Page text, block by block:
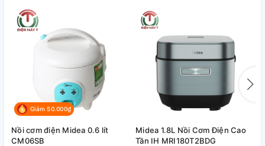
Giảm 50.000₫
Nồi cơm điện Midea 0.6 lít
CM06SB
Midea 1.8L Nồi Cơm Điện Cao
Tần IH MRI180T2BDG